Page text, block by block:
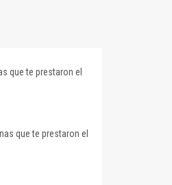
que te prestaron el
que te prestaron el